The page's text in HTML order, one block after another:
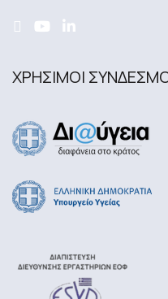
ΧΡΗΣΙΜΟΙ